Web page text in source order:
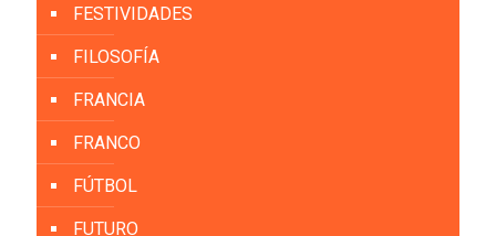
FESTIVIDADES
FILOSOFÍA
FRANCIA
FRANCO
FÚTBOL
FUTURO